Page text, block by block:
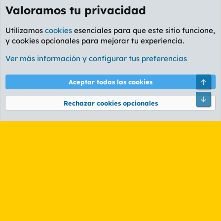
Foro General
Cookies
PL OLDSTYLE AMARILLO
Términos y reglas Política de privacidad Ayuda
Community platform by XenForo® © 2010-2026 XenForo Ltd.
Valoramos tu privacidad
Utilizamos cookies esenciales para que este sitio funcione,
y cookies opcionales para mejorar tu experiencia.
Ver más información y configurar tus preferencias
Aceptar todas las cookies
Rechazar cookies opcionales
Pie